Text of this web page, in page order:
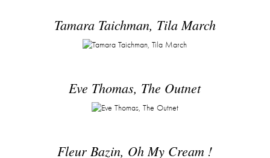
Tamara Taichman, Tila March
Eve Thomas, The Outnet
Fleur Bazin, Oh My Cream !